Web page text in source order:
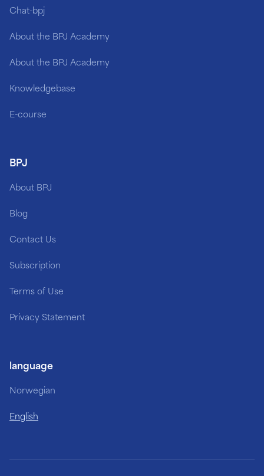
Chat-bpj
About the BPJ Academy
About the BPJ Academy
Knowledgebase
E-course
BPJ
About BPJ
Blog
Contact Us
Subscription
Terms of Use
Privacy Statement
language
Norwegian
English